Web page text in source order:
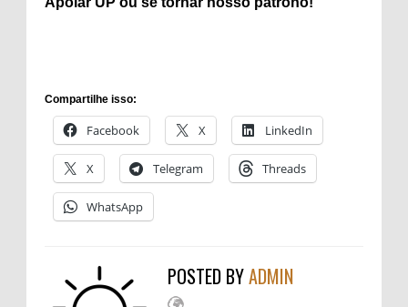
Compartilhe isso:
Facebook X LinkedIn
X Telegram Threads
WhatsApp
POSTED BYADMIN